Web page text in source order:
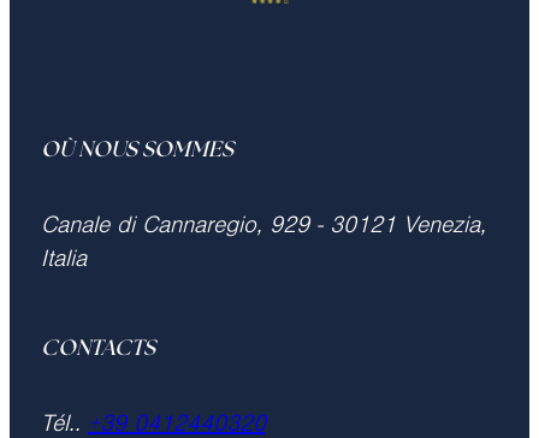
OÙ NOUS SOMMES
Canale di Cannaregio, 929 - 30121 Venezia,
Italia
CONTACTS
Tél.. +39 0412440320